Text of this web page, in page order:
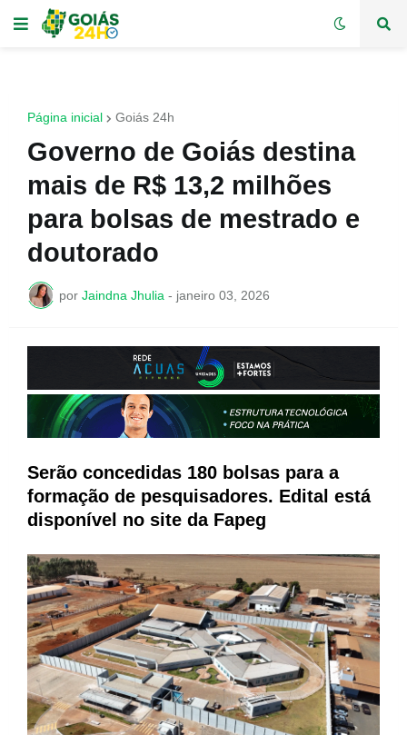
Página inicial Goiás 24h
Governo de Goiás destina
mais de R$ 13,2 milhões
para bolsas de mestrado e
doutorado
por Jaindna Jhulia - janeiro 03, 2026
Serão concedidas 180 bolsas para a
formação de pesquisadores. Edital está
disponível no site da Fapeg